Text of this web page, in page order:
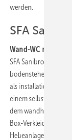
werden.
SFA
Wand-WC mit
SFA Sanibroy zur ISH
bodenstehenden
als
einem selbst
dem
Box-Verkleidung ist
Hebeanlage ist vom